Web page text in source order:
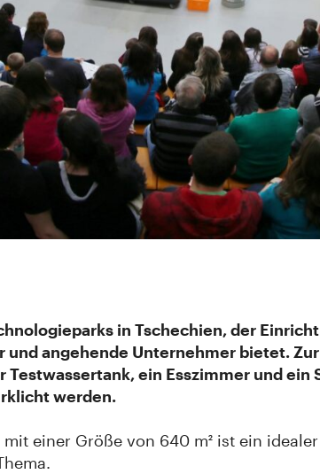
in Tschechien, der
angehende Unternehmer bietet.
ein Esszimmer und ein
werden.
einer Größe von 640 m² ist ein